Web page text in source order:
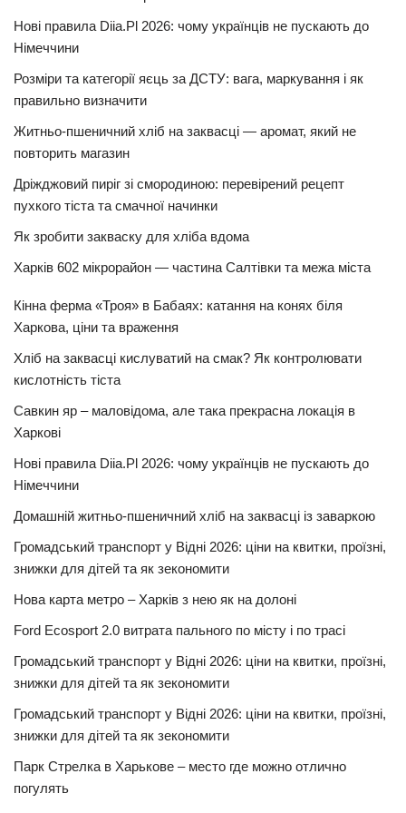
Нові правила Diia.Pl 2026: чому українців не пускають до
Німеччини
Розміри та категорії яєць за ДСТУ: вага, маркування і як
правильно визначити
Житньо-пшеничний хліб на заквасці — аромат, який не
повторить магазин
Дріжджовий пиріг зі смородиною: перевірений рецепт
пухкого тіста та смачної начинки
Як зробити закваску для хліба вдома
Харків 602 мікрорайон — частина Салтівки та межа міста
Кінна ферма «Троя» в Бабаях: катання на конях біля
Харкова, ціни та враження
Хліб на заквасці кислуватий на смак? Як контролювати
кислотність тіста
Савкин яр – маловідома, але така прекрасна локація в
Харкові
Нові правила Diia.Pl 2026: чому українців не пускають до
Німеччини
Домашній житньо-пшеничний хліб на заквасці із заваркою
Громадський транспорт у Відні 2026: ціни на квитки, проїзні,
знижки для дітей та як зекономити
Нова карта метро – Харків з нею як на долоні
Ford Ecosport 2.0 витрата пального по місту і по трасі
Громадський транспорт у Відні 2026: ціни на квитки, проїзні,
знижки для дітей та як зекономити
Громадський транспорт у Відні 2026: ціни на квитки, проїзні,
знижки для дітей та як зекономити
Парк Стрелка в Харькове – место где можно отлично
погулять